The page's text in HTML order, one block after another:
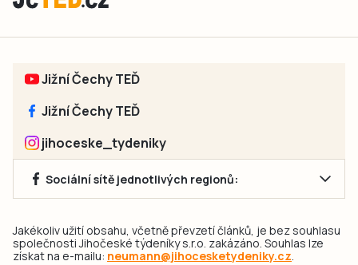
Jižní Čechy TEĎ
Jižní Čechy TEĎ
jihoceske_tydeniky
Sociální sítě jednotlivých regionů:
Jakékoliv užití obsahu, včetně převzetí článků, je bez souhlasu
společnosti Jihočeské týdeníky s.r.o. zakázáno. Souhlas lze
získat na e-mailu: neumann@jihocesketydeniky.cz.